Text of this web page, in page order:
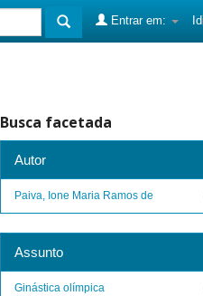
Entrar em:
Busca facetada
Autor
Paiva, Ione Maria Ramos de
Assunto
Ginástica olímpica